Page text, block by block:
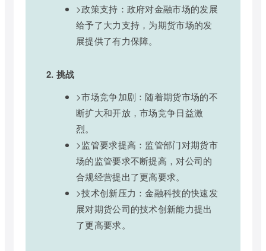
>政策支持：政府对金融市场的发展
给予了大力支持，为期货市场的发
展提供了有力保障。
2. 挑战
>市场竞争加剧：随着期货市场的不
断扩大和开放，市场竞争日益激
烈。
>监管要求提高：监管部门对期货市
场的监管要求不断提高，对公司的
合规经营提出了更高要求。
>技术创新压力：金融科技的快速发
展对期货公司的技术创新能力提出
了更高要求。